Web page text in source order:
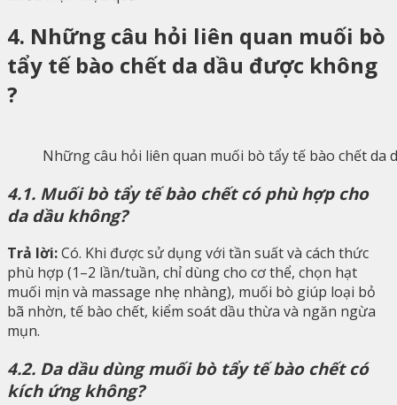
4. Những câu hỏi liên quan muối bò
tẩy tế bào chết da dầu được không
?
Những câu hỏi liên quan muối bò tẩy tế bào chết da
4.1. Muối bò tẩy tế bào chết có phù hợp cho
da dầu không?
Trả lời:Có. Khi được sử dụng với tần suất và cách thức
phù hợp (1–2 lần/tuần, chỉ dùng cho cơ thể, chọn hạt
muối mịn và massage nhẹ nhàng), muối bò giúp loại bỏ
bã nhờn, tế bào chết, kiểm soát dầu thừa và ngăn ngừa
mụn.
4.2. Da dầu dùng muối bò tẩy tế bào chết có
kích ứng không?